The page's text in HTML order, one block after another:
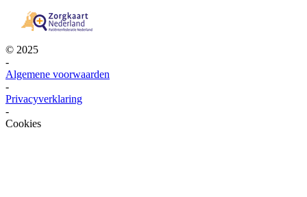
© 2025
-
Algemene voorwaarden
-
Privacyverklaring
-
Cookies